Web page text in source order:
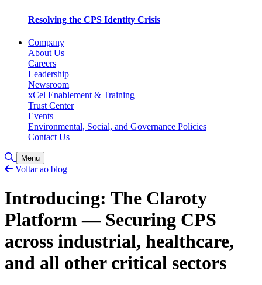
Resolving the CPS Identity Crisis
Company
About Us
Careers
Leadership
Newsroom
xCel Enablement & Training
Trust Center
Events
Environmental, Social, and Governance Policies
Contact Us
Toggle Search
Menu
Voltar ao blog
Introducing: The Claroty
Platform — Securing CPS
across industrial, healthcare,
and all other critical sectors